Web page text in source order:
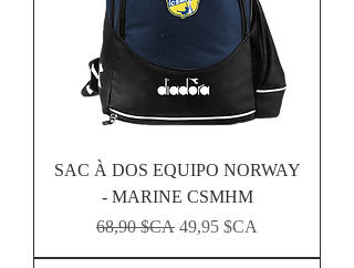
SAC À DOS EQUIPO NORWAY
- MARINE CSMHM
Prix original
68,90 $CA Prix promotionnel
49,95 $CA